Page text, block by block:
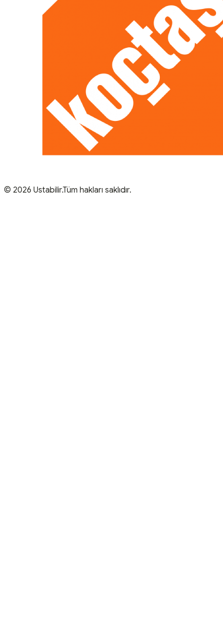
© 2026 Ustabilir.Tüm hakları saklıdır.